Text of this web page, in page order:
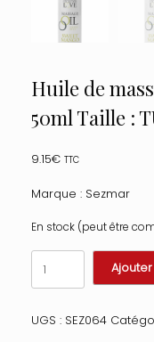
Huile de
50ml Taille :
9.15€ TTC
Marque : Sezmar
En stock (peut être
quantité
de
Huile
massage
UGS : SEZ064